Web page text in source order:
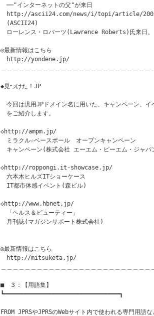
──"インターネットの父"が来日
http://ascii24.com/news/i/topi/article/
(ASCII24)
ローレンス・ロバーツ(Lawrence Roberts)氏来日。
◎最新情報はこちら
http://yondene.jp/
◆見つけた！JP　　　　　　　　　　　　　
今回は汎用JPドメイン名に用いた、キャンペーン、イ
をご紹介します。
◇http://ampm.jp/
ミラクル☆ベースボール　オープンキャンペーン
キャンペーン(株式会社 エーエム・ピーエム・ジャパ
◇http://roppongi.it-showcase.jp/
六本木ヒルズITショーケース
IT都市体感イベント(森ビル)
◇http://www.hbnet.jp/
「ヘルス＆ビューティー」
月刊誌(マガジンサポート株式会社)
◎最新情報はこちら
http://mitsuketa.jp/
■　３：【用語集】
┗━━━━━━━━━━━━━━━━━━━━━━━━━━━━━━━━━┓
FROM JPRSやJPRSのWebサイト内で使われる専門用語な